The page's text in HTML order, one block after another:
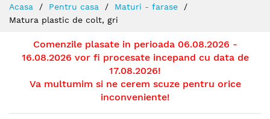
Acasa Pentru casa
Maturi - farase
Matura plastic de colt, gri
Comenzile plasate in perioada 06.08.2026 -
16.08.2026 vor fi procesate incepand cu data de
17.08.2026!
Va multumim si ne cerem scuze pentru orice
inconveniente!